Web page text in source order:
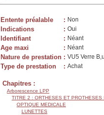
Entente préalable : Non
Indications : Oui
Identifiant : Néant
Age maxi : Néant
Nature de prestation : VU5 Verre
Type de prestation : Achat
Chapitres :
Arborescence LPP
TITRE 2 : ORTHESES ET PROTHESES
OPTIQUE MEDICALE
LUNETTES